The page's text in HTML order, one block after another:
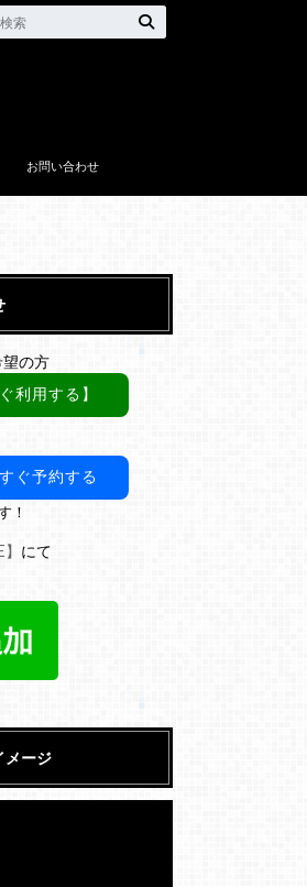
お問い合わせ
の方
利用する】
ぐ予約する
！
にて
メージ